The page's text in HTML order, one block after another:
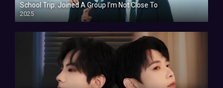
School Trip: Joined A Group I’m Not Close To
2025